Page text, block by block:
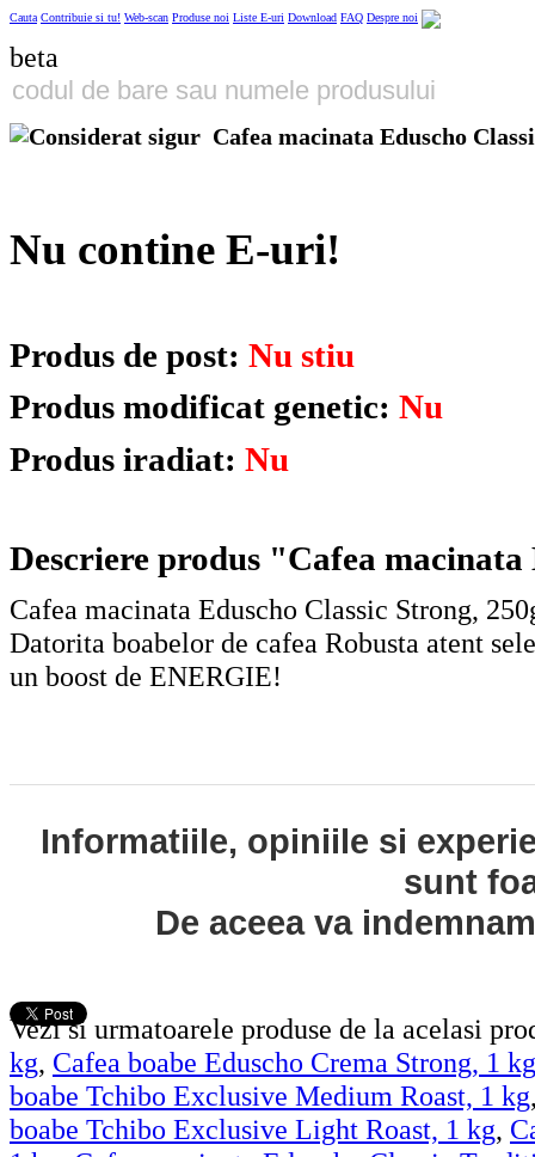
Cauta Contribuie si tu! Web-scan Produse noi Liste E-uri Download FAQ Despre noi
beta
Cafea macinata Eduscho
Nu contine E-uri!
Produs de post: Nu stiu
Produs modificat genetic: Nu
Produs iradiat: Nu
Descriere produs "Cafea
Cafea macinata Eduscho Classic Strong,
Datorita boabelor de cafea Robusta atent
un boost de ENERGIE!
Informatiile, opiniile si
sunt
De aceea va
Vezi si urmatoarele produse de la acelasi
kg, Cafea boabe Eduscho Crema Strong, 1 kg
boabe Tchibo Exclusive Medium Roast, 1 kg
boabe Tchibo Exclusive Light Roast, 1 kg,